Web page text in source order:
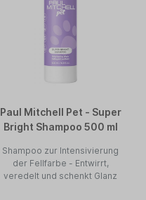
Paul Mitchell Pet - Super
Bright Shampoo 500 ml
Shampoo zur Intensivierung
der Fellfarbe - Entwirrt,
veredelt und schenkt Glanz